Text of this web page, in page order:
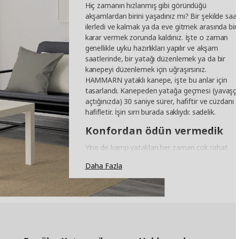
Hiç zamanın hızlanmış gibi göründüğü
akşamlardan birini yaşadınız mı? Bir şekilde saat
ilerledi ve kalmak ya da eve gitmek arasında bir
karar vermek zorunda kaldınız. İşte o zaman
genellikle uyku hazırlıkları yapılır ve akşam
saatlerinde, bir yatağı düzenlemek ya da bir
kanepeyi düzenlemek için uğraşırsınız.
HAMMARN yataklı kanepe, işte bu anlar için
tasarlandı. Kanepeden yatağa geçmesi (yavaşça
açtığınızda) 30 saniye sürer, hafiftir ve cüzdanı da
hafifletir. İşin sırrı burada saklıydı: sadelik.
Konfordan ödün vermedik
Yine de kamp yatakları her zaman çok rahat
genellikle sorun olan şey, kumaşın ortadan
eğilmesi ve sonunda yan yana değil de birbirinizin
üzerinde uyuyor olmanızdır." diyor Jonas. Çözümü
Daha Fazla